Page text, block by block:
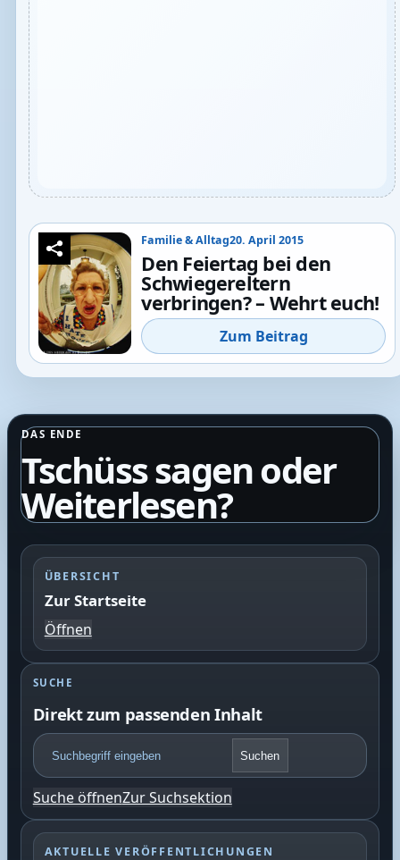
Familie & Alltag20. April 2015
Den Feiertag bei den
Schwiegereltern
verbringen? – Wehrt euch!
Zum Beitrag
DAS ENDE
Tschüss sagen oder
Weiterlesen?
ÜBERSICHT
Zur Startseite
Öffnen
SUCHE
Direkt zum passenden Inhalt
F
o
o
t
e
r
Suchen
Suche öffnenZur Suchsektion
AKTUELLE VERÖFFENTLICHUNGEN